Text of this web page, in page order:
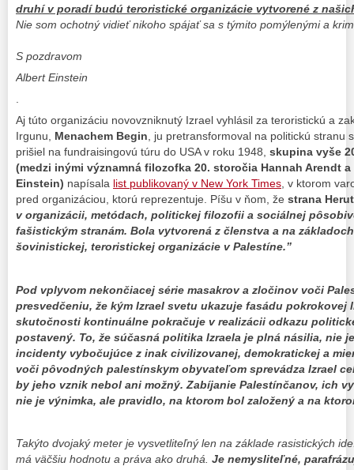
druhí v poradí budú teroristické organizácie vytvorené z
Nie som ochotný vidieť nikoho spájať sa s týmito pomýlenými a
S pozdravom
Albert Einstein
.
Aj túto organizáciu novovzniknutý Izrael vyhlásil za teroristickú a
Irgunu, Menachem Begin, ju pretransformoval na politickú stranu
prišiel na fundraisingovú túru do USA v roku 1948, skupina vyše
(medzi inými významná filozofka 20. storočia Hannah Arendt
Einstein) napísala list publikovaný v New York Times, v ktorom
pred organizáciou, ktorú reprezentuje. Píšu v ňom, že strana
v organizácii, metódach, politickej filozofii a sociálnej
fašistickým stranám. Bola vytvorená z členstva a na
šovinistickej, teroristickej organizácie v Palestíne.”
Pod vplyvom nekončiacej série masakrov a zločinov voči
presvedčeniu, že kým Izrael svetu ukazuje fasádu pokrokovej
skutočnosti kontinuálne pokračuje v realizácii odkazu
postavený. To, že súčasná politika Izraela je plná násilia, nie
incidenty vybočujúce z inak civilizovanej, demokratickej a
voči pôvodných palestínskym obyvateľom sprevádza Izrael
by jeho vznik nebol ani možný. Zabíjanie Palestínčanov, ich
nie je výnimka, ale pravidlo, na ktorom bol založený a na
Takýto dvojaký meter je vysvetliteľný len na základe rasistických
má väčšiu hodnotu a práva ako druhá. Je nemysliteľné,